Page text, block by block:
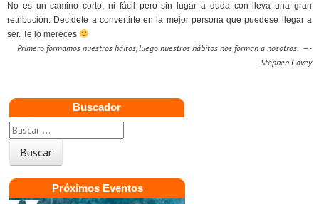
No es un camino corto, ni fácil pero sin lugar a duda con lleva una gran
retribución. Decídete a convertirte en la mejor persona que puedese llegar a
ser. Te lo mereces
Primero formamos nuestros háitos, luego nuestros hábitos nos forman a nosotros. —-
Stephen Covey
Buscador
Próximos Eventos